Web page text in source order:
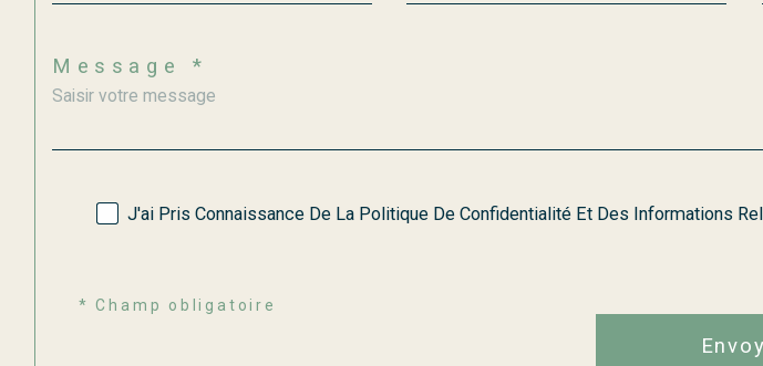
Message *
J'ai Pris Connaissance De La Politique De Confidentialité Et Des Informations
* Champ obligatoire